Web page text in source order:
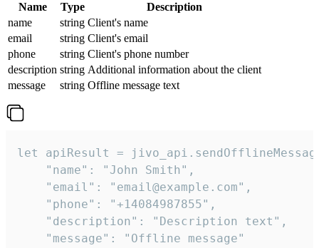
Name Type
Description
name
string Client's name
email
string Client's email
phone
string Client's phone number
description string Additional information about the client
message
string Offline message text
let apiResult =
    "name": "John Smith",
    "email": "email@example.com",
    "phone": "+14084987855",
    "description": "Description text",
    "message": "Offline message"